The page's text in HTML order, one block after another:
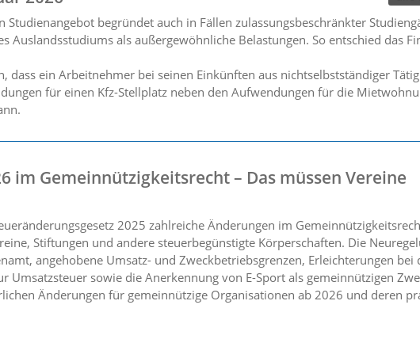
Studienangebot begründet auch in Fällen zulassungsbeschränkter
Auslandsstudiums als außergewöhnliche Belastungen. So entschied das
dass ein Arbeitnehmer bei seinen Einkünften aus nichtselbstständiger
für einen Kfz-Stellplatz neben den Aufwendungen für die
im Gemeinnützigkeitsrecht – Das müssen Vereine
2025 zahlreiche Änderungen im
Stiftungen und andere steuerbegünstigte Körperschaften. Die
angehobene Umsatz- und Zweckbetriebsgrenzen, Erleichterungen bei
Umsatzsteuer sowie die Anerkennung von E-Sport als gemeinnützigen
Änderungen für gemeinnützige Organisationen ab 2026 und deren